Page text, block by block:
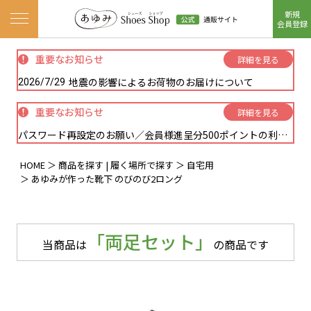
ナビゲーションメニューを開く
新規
会員登録
重要なお知らせ
2026/7/29 地震の影響によるお荷物のお届けについて
詳細を見る
重要なお知らせ
パスワード再設定のお願い／会員様進呈分500ポイントの利用方法に関しまして
詳細を見る
HOME 商品を探す | 履く場所で探す
自宅用
あゆみが作った靴下 のびのび2ロング
当商品は 「両足セット」 の商品です